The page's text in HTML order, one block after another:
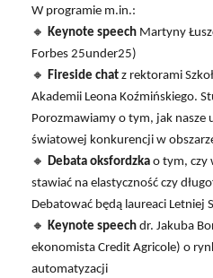
W programie m.in.:
🔸 Keynote speech Martyny
Forbes 25under25)
🔸 Fireside chat z rektorami
Akademii Leona Koźmińskiego.
Porozmawiamy o tym, jak nasze
światowej konkurencji w
🔸 Debata oksfordzka o tym, czy
stawiać na elastyczność czy
Debatować będą laureaci Letniej
🔸 Keynote speech dr. Jakuba
ekonomista Credit Agricole) o
automatyzacji